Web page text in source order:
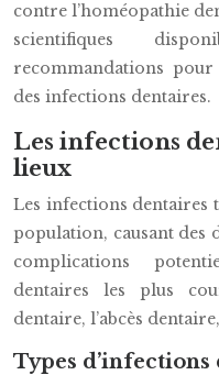
contre l’homéopathie
scientifiques
recommandations
des infections dentaires.
Les infections
lieux
Les infections dentaires
population, causant des
complications
dentaires les plus
dentaire, l’abcès
Types d’infections